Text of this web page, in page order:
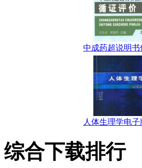
中成药超说明书
人体生理学电
综合下载排行